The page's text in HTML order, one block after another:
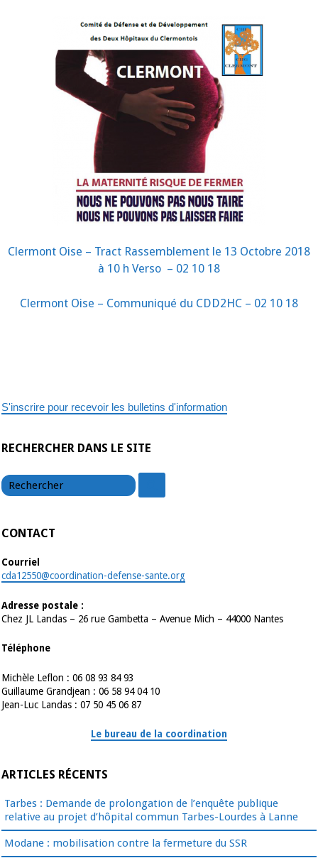
Clermont Oise – Tract Rassemblement le 13 Octobre 2018
à 10 h Verso – 02 10 18
Clermont Oise – Communiqué du CDD2HC – 02 10 18
S'inscrire pour recevoir les bulletins d'information
RECHERCHER DANS LE SITE
CONTACT
Courriel
cda12550@coordination-defense-sante.org
Adresse postale :
Chez JL Landas – 26 rue Gambetta – Avenue Mich – 44000 Nantes
Téléphone
Michèle Leflon : 06 08 93 84 93
Guillaume Grandjean : 06 58 94 04 10
Jean-Luc Landas : 07 50 45 06 87
Le bureau de la coordination
ARTICLES RÉCENTS
Tarbes : Demande de prolongation de l’enquête publique
relative au projet d’hôpital commun Tarbes-Lourdes à Lanne
Modane : mobilisation contre la fermeture du SSR